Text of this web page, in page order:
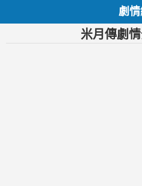
劇情
米月傳劇